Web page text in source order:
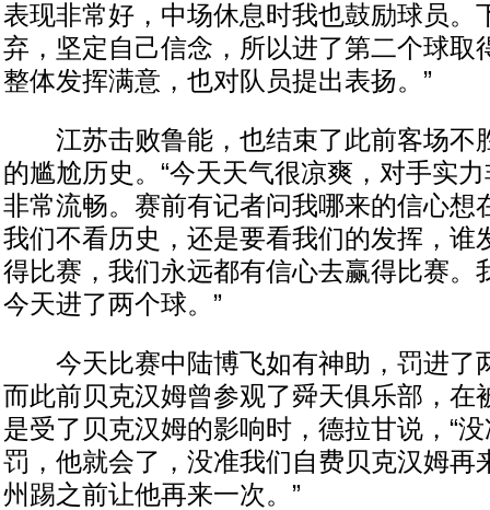
表现非常好，中场休息时我也鼓励球员。
弃，坚定自己信念，所以进了第二个球取
整体发挥满意，也对队员提出表扬。”
江苏击败鲁能，也结束了此前客场不
的尴尬历史。“今天天气很凉爽，对手实
非常流畅。赛前有记者问我哪来的信心想
我们不看历史，还是要看我们的发挥，谁
得比赛，我们永远都有信心去赢得比赛。
今天进了两个球。”
今天比赛中陆博飞如有神助，罚进了
而此前贝克汉姆曾参观了舜天俱乐部，在
是受了贝克汉姆的影响时，德拉甘说，“
罚，他就会了，没准我们自费贝克汉姆再
州踢之前让他再来一次。”